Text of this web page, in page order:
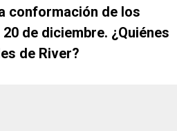
conformación de los
de diciembre. ¿Quiénes
de River?